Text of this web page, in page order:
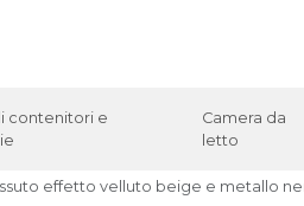
contenitori e
Camera da
letto
effetto velluto beige e metallo